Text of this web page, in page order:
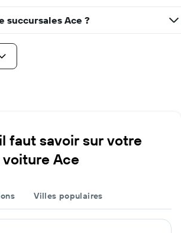
succursales Ace ?
faut savoir sur votre
Ace
Villes populaires